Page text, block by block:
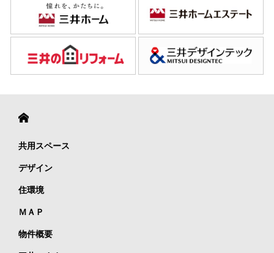
共用スペース
デザイン
住環境
ＭＡＰ
物件概要